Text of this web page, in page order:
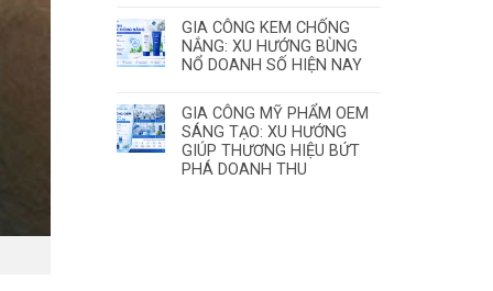
GIA CÔNG KEM CHỐNG
NẮNG: XU HƯỚNG BÙNG
NỔ DOANH SỐ HIỆN NAY
GIA CÔNG MỸ PHẨM OEM
SÁNG TẠO: XU HƯỚNG
GIÚP THƯƠNG HIỆU BỨT
PHÁ DOANH THU